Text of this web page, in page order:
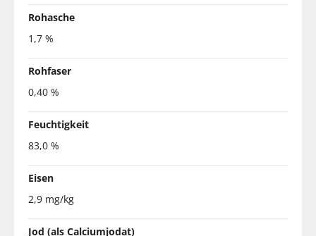
Rohasche
1,7 %
Rohfaser
0,40 %
Feuchtigkeit
83,0 %
Eisen
2,9 mg/kg
Jod (als Calciumjodat)